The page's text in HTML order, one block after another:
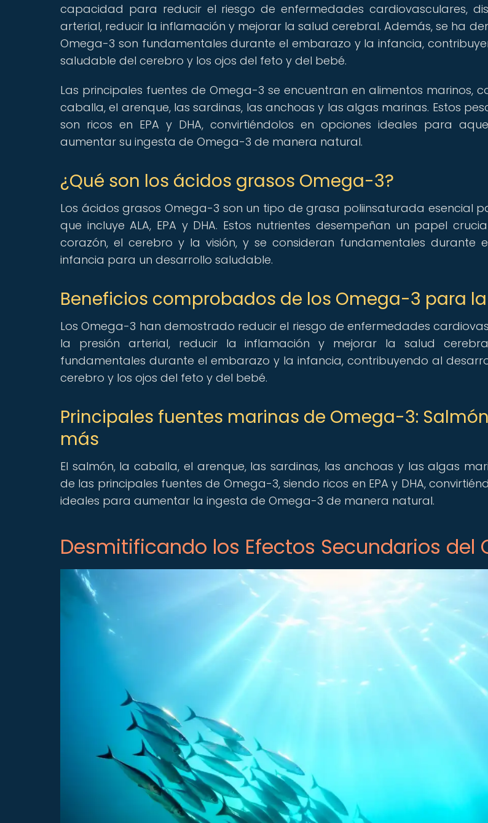
capacidad para reducir el riesgo de enfermedades cardiovasculares,
arterial, reducir la inflamación y mejorar la salud cerebral. Además, se ha
Omega-3 son fundamentales durante el embarazo y la infancia,
saludable del cerebro y los ojos del feto y del bebé.
Las principales fuentes de Omega-3 se encuentran en alimentos marinos,
caballa, el arenque, las sardinas, las anchoas y las algas marinas. Estos
son ricos en EPA y DHA, convirtiéndolos en opciones ideales para
aumentar su ingesta de Omega-3 de manera natural.
¿Qué son los ácidos grasos Omega-3?
Los ácidos grasos Omega-3 son un tipo de grasa poliinsaturada esencial
que incluye ALA, EPA y DHA. Estos nutrientes desempeñan un papel
corazón, el cerebro y la visión, y se consideran fundamentales durante
infancia para un desarrollo saludable.
Beneficios comprobados de los Omega-3 para
Los Omega-3 han demostrado reducir el riesgo de enfermedades
la presión arterial, reducir la inflamación y mejorar la salud
fundamentales durante el embarazo y la infancia, contribuyendo al
cerebro y los ojos del feto y del bebé.
Principales fuentes marinas de Omega-3:
más
El salmón, la caballa, el arenque, las sardinas, las anchoas y las algas
de las principales fuentes de Omega-3, siendo ricos en EPA y DHA,
ideales para aumentar la ingesta de Omega-3 de manera natural.
Desmitificando los Efectos Secundarios del